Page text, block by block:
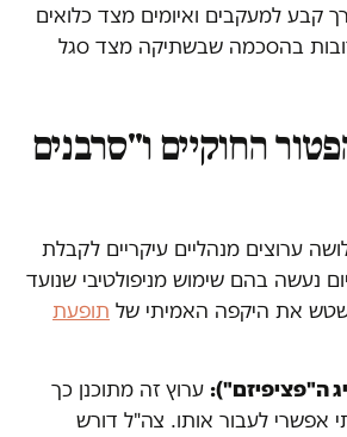
קבע למעקבים ואיומים מצד כלואים
בהסכמה שבשתיקה מצד סגל
החוקיים ו"סרבנים
ערוצים מנהליים עיקריים לקבלת
נעשה בהם שימוש מניפולטיבי שנועד
את היקפה האמיתי של תופעת
ה"פציפיזם"): ערוץ זה מתוכנן כך
אפשרי לעבור אותו. צה"ל דורש